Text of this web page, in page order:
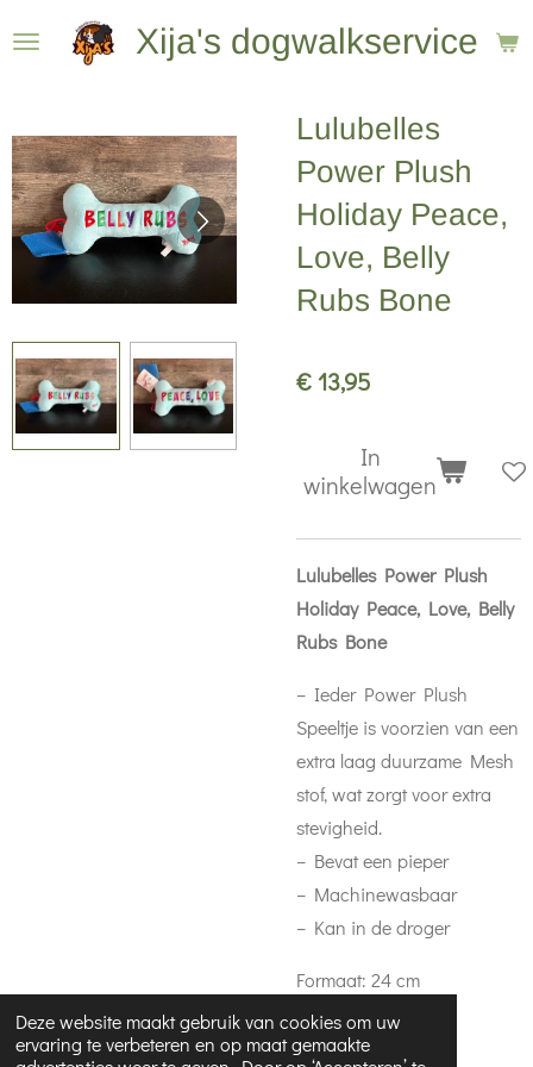
Deze website maakt gebruik van cookies om uw
ervaring te verbeteren en op maat gemaakte
hoofdinhoud
Xija's dogwalkservice
Lulubelles
Power Plush
Holiday Peace,
Love, Belly
Rubs Bone
€ 13,95
In
winkelwagen
Lulubelles Power Plush
Holiday Peace, Love, Belly
Rubs Bone
– Ieder Power Plush
Speeltje is voorzien van een
extra laag duurzame Mesh
stof, wat zorgt voor extra
stevigheid.
– Bevat een pieper
– Machinewasbaar
– Kan in de droger
Formaat: 24 cm